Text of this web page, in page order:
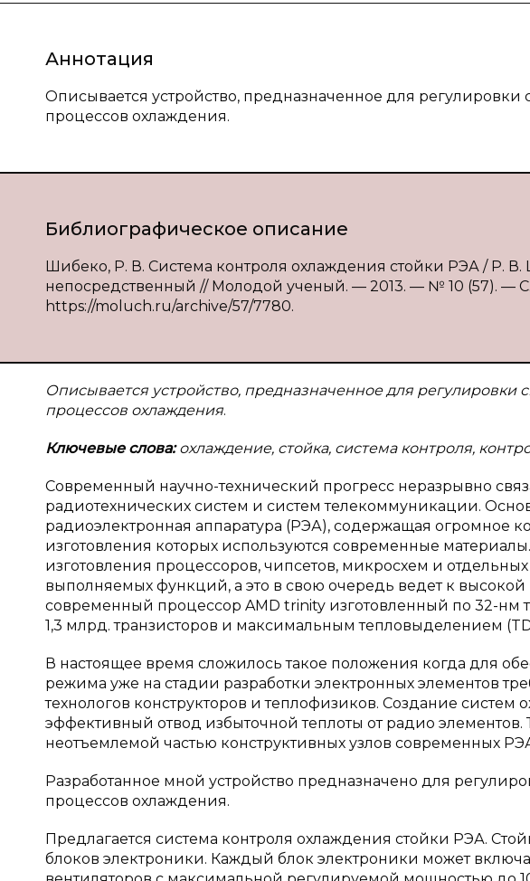
Аннотация
Описывается устройство, предназначенное для
процессов охлаждения.
Библиографическое описание
Шибеко, Р. В. Система контроля охлаждения стойки РЭА / Р. В.
непосредственный // Молодой ученый. — 2013. — № 10 (57). —
https://moluch.ru/archive/57/7780.
Описывается устройство, предназначенное для регулировки
процессов охлаждения.
Ключевые слова: охлаждение, стойка, система контроля,
Современный научно-технический прогресс неразрывно
радиотехнических систем и систем телекоммуникации.
радиоэлектронная аппаратура (РЭА), содержащая огромное
изготовления которых используются современные
изготовления процессоров, чипсетов, микросхем и
выполняемых функций, а это в свою очередь ведет к
современный процессор AMD trinity изготовленный по 32-нм
1,3 млрд. транзисторов и максимальным тепловыделением
В настоящее время сложилось такое положения когда для
режима уже на стадии разработки электронных элементов
технологов конструкторов и теплофизиков. Создание систем
эффективный отвод избыточной теплоты от радио элементов.
неотъемлемой частью конструктивных узлов современных
Разработанное мной устройство предназначено для
процессов охлаждения.
Предлагается система контроля охлаждения стойки РЭА.
блоков электроники. Каждый блок электроники может